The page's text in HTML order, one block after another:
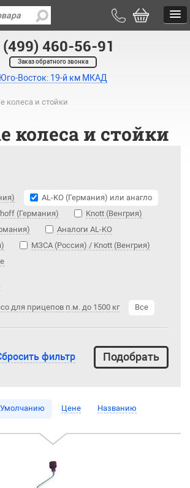
(499) 460-56-91
Заказ обратного звонка
Юго-Восток: 19-й км МКАД
колеса и стойки
колеса и стойки
AL-KO (Германия) или анагло
(Германия)
Knott (Венгрия)
Аналоги AL-KO
МЗСА (Россия) / Knott (Венгрия)
:
для прицепов п.м. до 1500 кг
Все
фильтр
Умолчанию Цене Названию